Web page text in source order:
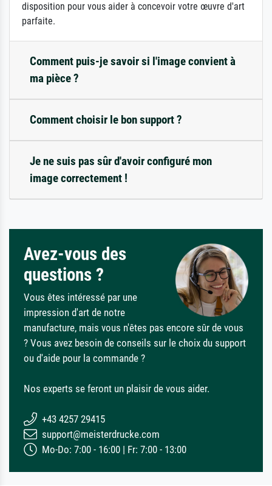
disposition pour vous aider à concevoir votre œuvre d'art
parfaite.
Comment puis-je savoir si l'image convient à
ma pièce ?
Comment choisir le bon support ?
Je ne suis pas sûr d'avoir configuré mon
image correctement !
Avez-vous des
questions ?
Vous êtes intéressé par une
impression d'art de notre
manufacture, mais vous n'êtes pas encore sûr de vous
? Vous avez besoin de conseils sur le choix du support
ou d'aide pour la commande ?
Nos experts se feront un plaisir de vous aider.
+43 4257 29415
support@meisterdrucke.com
Mo-Do: 7:00 - 16:00 | Fr: 7:00 - 13:00